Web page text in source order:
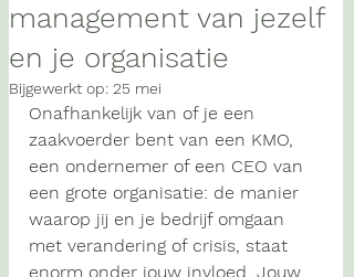
management van jezelf
en je organisatie
Bijgewerkt op: 25 mei
Onafhankelijk van of je een
zaakvoerder bent van een KMO,
een ondernemer of een CEO van
een grote organisatie: de manier
waarop jij en je bedrijf omgaan
met verandering of crisis, staat
enorm onder jouw invloed. Jouw